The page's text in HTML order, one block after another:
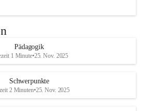
Pädagogik
1 Minute•25. Nov. 2025
Schwerpunkte
2 Minuten•25. Nov. 2025